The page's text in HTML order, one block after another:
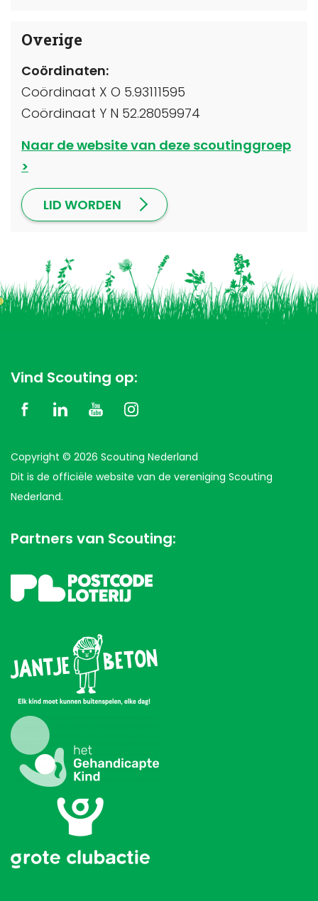
Overige
Coördinaten:
Coördinaat X O 5.93111595
Coördinaat Y N 52.28059974
Naar de website van deze scoutinggroep
LID WORDEN
Vind Scouting op:
Copyright © 2026 Scouting Nederland
Dit is de officiële website van de vereniging Scouting
Nederland.
Partners van Scouting: